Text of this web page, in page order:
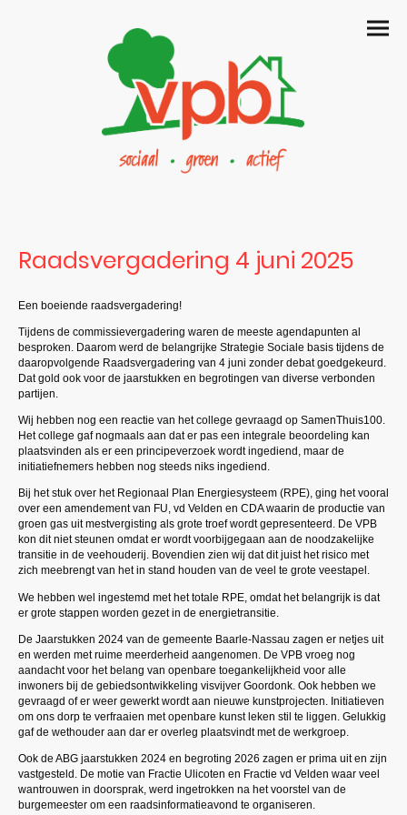
Raadsvergadering 4 juni 2025
Een boeiende raadsvergadering!
Tijdens de commissievergadering waren de meeste agendapunten al
besproken. Daarom werd de belangrijke Strategie Sociale basis tijdens de
daaropvolgende Raadsvergadering van 4 juni zonder debat goedgekeurd.
Dat gold ook voor de jaarstukken en begrotingen van diverse verbonden
partijen.
Wij hebben nog een reactie van het college gevraagd op SamenThuis100.
Het college gaf nogmaals aan dat er pas een integrale beoordeling kan
plaatsvinden als er een principeverzoek wordt ingediend, maar de
initiatiefnemers hebben nog steeds niks ingediend.
Bij het stuk over het Regionaal Plan Energiesysteem (RPE), ging het vooral
over een amendement van FU, vd Velden en CDA waarin de productie van
groen gas uit mestvergisting als grote troef wordt gepresenteerd. De VPB
kon dit niet steunen omdat er wordt voorbijgegaan aan de noodzakelijke
transitie in de veehouderij. Bovendien zien wij dat dit juist het risico met
zich meebrengt van het in stand houden van de veel te grote veestapel.
We hebben wel ingestemd met het totale RPE, omdat het belangrijk is dat
er grote stappen worden gezet in de energietransitie.
De Jaarstukken 2024 van de gemeente Baarle-Nassau zagen er netjes uit
en werden met ruime meerderheid aangenomen. De VPB vroeg nog
aandacht voor het belang van openbare toegankelijkheid voor alle
inwoners bij de gebiedsontwikkeling visvijver Goordonk. Ook hebben we
gevraagd of er weer gewerkt wordt aan nieuwe kunstprojecten. Initiatieven
om ons dorp te verfraaien met openbare kunst leken stil te liggen. Gelukkig
gaf de wethouder aan dar er overleg plaatsvindt met de werkgroep.
Ook de ABG jaarstukken 2024 en begroting 2026 zagen er prima uit en zijn
vastgesteld. De motie van Fractie Ulicoten en Fractie vd Velden waar veel
wantrouwen in doorsprak, werd ingetrokken na het voorstel van de
burgemeester om een raadsinformatieavond te organiseren.